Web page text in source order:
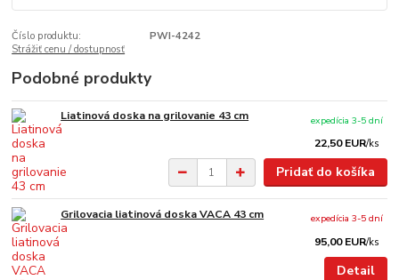
Číslo produktu:
PWI-4242
Strážiť cenu / dostupnosť
Podobné produkty
Liatinová doska na grilovanie 43 cm
22,50 EUR/ks
expedícia 3-5 dní
Pridať do košíka
Grilovacia liatinová doska VACA 43 cm
95,00 EUR/ks
expedícia 3-5 dní
Detail